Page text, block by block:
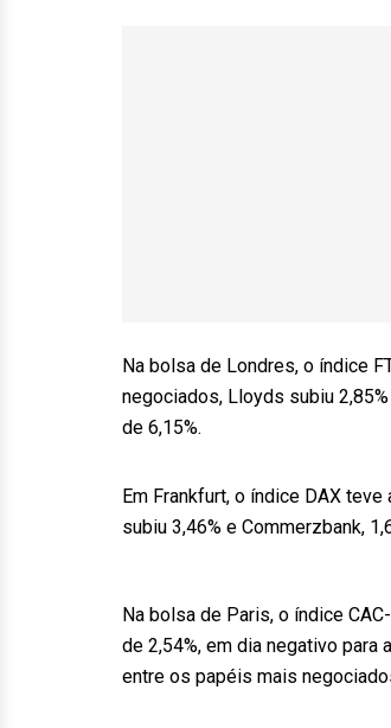
Na bolsa de Londres, o índice
negociados, Lloyds subiu
de 6,15%.
Em Frankfurt, o índice DAX
subiu 3,46% e Commerzbank,
Na bolsa de Paris, o índice
de 2,54%, em dia negativo para
entre os papéis mais